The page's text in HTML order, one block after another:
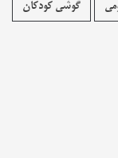
گوشی کودکان